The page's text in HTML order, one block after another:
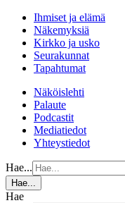
Ihmiset ja elämä
Näkemyksiä
Kirkko ja usko
Seurakunnat
Tapahtumat
Näköislehti
Palaute
Podcastit
Mediatiedot
Yhteystiedot
Hae...
Hae...
Hae